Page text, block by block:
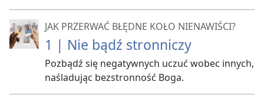
JAK PRZERWAĆ BŁĘDNE KOŁO NIENAWIŚCI?
1 | Nie bądź stronniczy
Pozbądź się negatywnych uczuć wobec innych,
naśladując bezstronność Boga.